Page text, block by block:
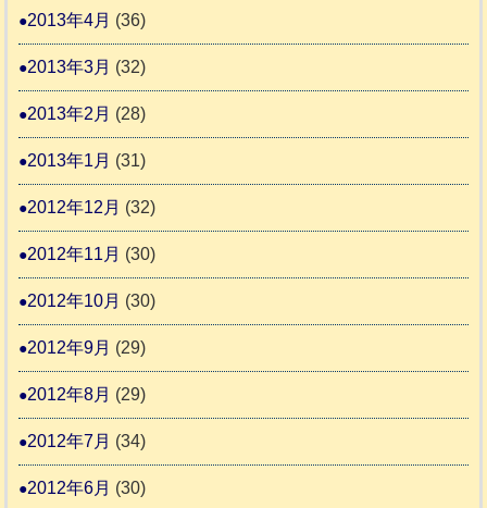
2013年4月 (36)
2013年3月 (32)
2013年2月 (28)
2013年1月 (31)
2012年12月 (32)
2012年11月 (30)
2012年10月 (30)
2012年9月 (29)
2012年8月 (29)
2012年7月 (34)
2012年6月 (30)